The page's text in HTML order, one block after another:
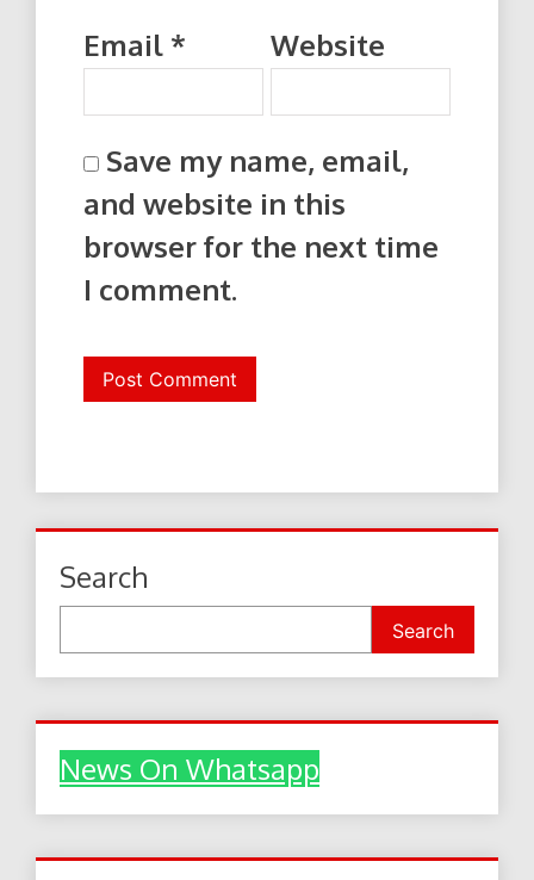
Email * Website
Save my name, email,
and website in this
browser for the next time
I comment.
Search
Search
News On Whatsapp